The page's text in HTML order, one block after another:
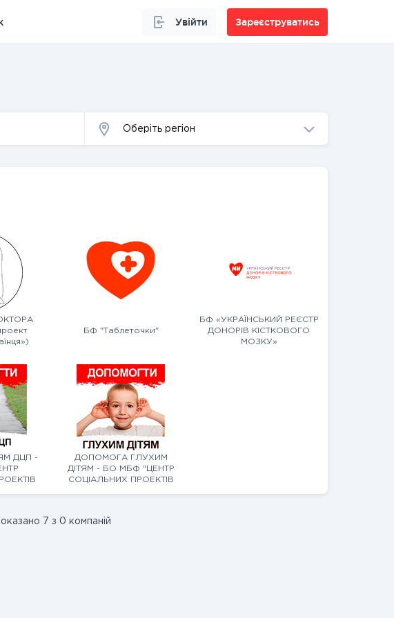
Увійти Зареєструватись
Оберіть регіон
БФ "Таблеточки"
БФ «УКРАЇНСЬКИЙ РЕЄСТР
ДОНОРІВ КІСТКОВОГО
МОЗКУ»
ДЦП -
ДОПОМОГА ГЛУХИМ
ДІТЯМ - БО МБФ "ЦЕНТР
СОЦІАЛЬНИХ ПРОЕКТІВ
7 з 0 компаній